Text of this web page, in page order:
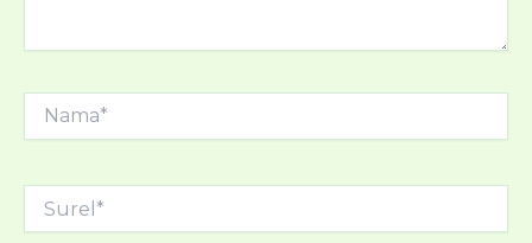
Nama*